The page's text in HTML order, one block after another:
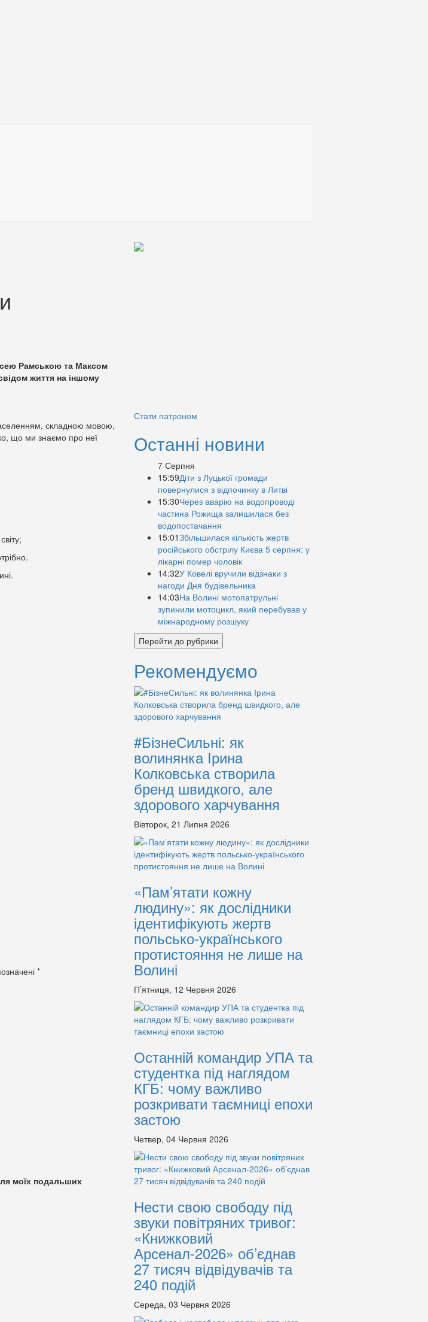
Рамською та Максом
життя на іншому
складною мовою,
що ми знаємо про неї
*
моїх подальших
Стати патроном
Останні новини
7 Серпня
15:59Діти з Луцької громади
повернулися з відпочинку в Литві
15:30Через аварію на водопроводі
частина Рожища залишилася без
водопостачання
15:01Збільшилася кількість жертв
російського обстрілу Києва 5 серпня: у
лікарні помер чоловік
14:32У Ковелі вручили відзнаки з
нагоди Дня будівельника
14:03На Волині мотопатрульні
зупинили мотоцикл, який перебував у
міжнародному розшуку
Перейти до рубрики
Рекомендуємо
#БізнеСильні: як
волинянка Ірина
Колковська створила
бренд швидкого, але
здорового харчування
Вівторок, 21 Липня 2026
«Пам’ятати кожну
людину»: як дослідники
ідентифікують жертв
польсько-українського
протистояння не лише на
Волині
П’ятниця, 12 Червня 2026
Останній командир УПА та
студентка під наглядом
КГБ: чому важливо
розкривати таємниці епохи
застою
Четвер, 04 Червня 2026
Нести свою свободу під
звуки повітряних тривог:
«Книжковий
Арсенал-2026» об’єднав
27 тисяч відвідувачів та
240 подій
Середа, 03 Червня 2026